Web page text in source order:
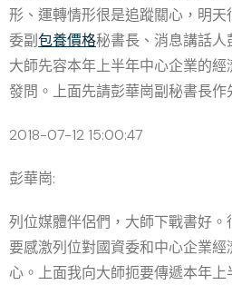
形、運轉情形很是追蹤關心，明
委副包養價格秘書長、消息講話
大師先容本年上半年中心企業的
發問。上面先請彭華崗副秘書長作
2018-07-12 15:00:47
彭華崗:
列位媒體伴侶們，大師下戰書好
要感激列位對國資委和中心企業經
心。上面我向大師扼要傳遞本年